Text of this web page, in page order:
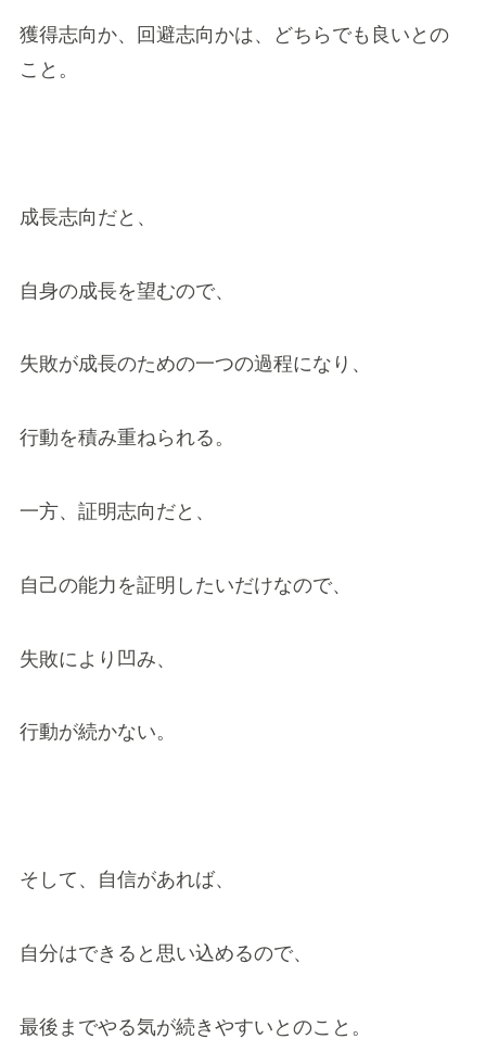
獲得志向か、回避志向かは、どちらでも良いとの
こと。
成長志向だと、
自身の成長を望むので、
失敗が成長のための一つの過程になり、
行動を積み重ねられる。
一方、証明志向だと、
自己の能力を証明したいだけなので、
失敗により凹み、
行動が続かない。
そして、自信があれば、
自分はできると思い込めるので、
最後までやる気が続きやすいとのこと。